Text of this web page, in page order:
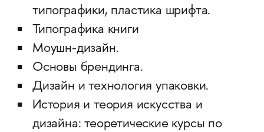
типографики, пластика шрифта.
Типографика книги
Моушн-дизайн.
Основы брендинга.
Дизайн и технология упаковки.
История и теория искусства и
дизайна: теоретические курсы по